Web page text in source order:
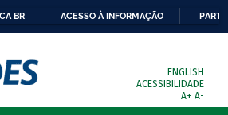
BR ACESSO À INFORMAÇÃO
ENGLISH
ACESSIBILIDADE
A+ A-